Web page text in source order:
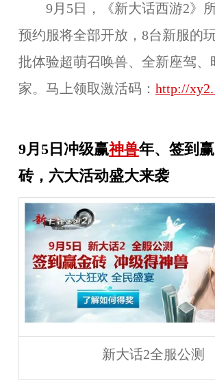
9月5日
，《新大话西游2》
预约服将全部开放，8台新服的
批体验超萌召唤兽、全新座驾、
家。马上领取激活码： http://
9月5日冲级赢神兽年、签到
砖，六大活动盛大来袭
新大话2全服公测